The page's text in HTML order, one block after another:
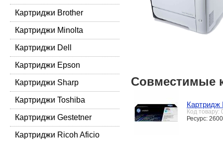
Картриджи Brother
Картриджи Minolta
Картриджи Dell
Картриджи Epson
Картриджи Sharp
Картриджи Toshiba
Картриджи Gestetner
Картриджи Ricoh Aficio
Совместимые
Картридж
Код товару:
Ресурс: